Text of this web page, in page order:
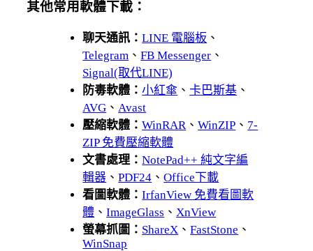
其他常用軟體下載：
聊天通訊：LINE 電腦板 、
Telegram 、FB Messenger 、
Signal(取代LINE)
防毒軟體：小紅傘 、卡巴斯基 、
AVG 、 Avast
壓縮軟體：WinRAR 、WinZIP 、 7-
ZIP 免費壓縮軟體
文書處理：NotePad++ 純文字編
輯器 、PDF24 、Office下載
看圖軟體：IrfanView 免費看圖軟
體 、ImageGlass 、 XnView
螢幕抓圖： ShareX 、FastStone 、
WinSnap